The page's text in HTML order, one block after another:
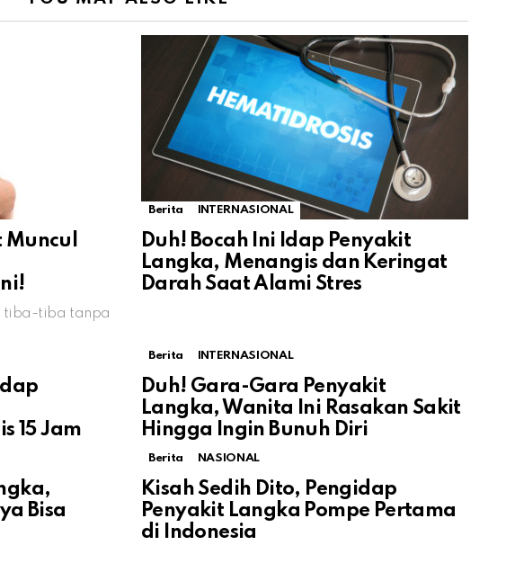
tiba-tiba tanpa
Berita INTERNASIONAL
Duh! Bocah Ini Idap Penyakit
Langka, Menangis dan Keringat
Darah Saat Alami Stres
15 Jam
Berita INTERNASIONAL
Duh! Gara-Gara Penyakit
Langka, Wanita Ini Rasakan Sakit
Hingga Ingin Bunuh Diri
Bisa
Berita NASIONAL
Kisah Sedih Dito, Pengidap
Penyakit Langka Pompe Pertama
di Indonesia